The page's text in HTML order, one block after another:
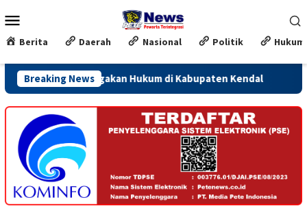
ke
kontenMobile
Berita Daerah Nasional Politik Hukum
Breaking News
Penegakan Hukum di Kabupaten Kendal Jateng